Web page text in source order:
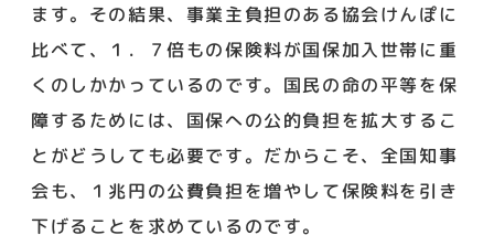
ます。その結果、事業主負担のある協会けんぽに
比べて、１．７倍もの保険料が国保加入世帯に重
くのしかかっているのです。国民の命の平等を保
障するためには、国保への公的負担を拡大するこ
とがどうしても必要です。だからこそ、全国知事
会も、１兆円の公費負担を増やして保険料を引き
下げることを求めているのです。